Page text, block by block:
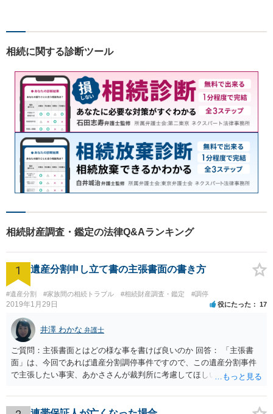
を抱え込まず、まずは一度ご
相続に関する診断ツール
相続財産調査・鑑定の法律Q&Aランキング
1 遺産分割申し立て書の主張書面の書き方
#遺産分割 #家族間の相続トラブル #相続財産調査・鑑定 #調停
2019年1月29日 役にたった 17
井澤 わかな 弁護士
ご質問：主張書面とはどの様な事を書けば良いのか 回答： 「主張書
面」は、今回であれば遺産分割調停事件ですので、この遺産分割事件
で主張したい事実、あかささんが裁判所に考慮してほしいと思う、亡
ります。 もし、主張したい事実や考慮してほしい事情に関連して
資料を持っているようであれば、主張書面とは別で提出できます。も